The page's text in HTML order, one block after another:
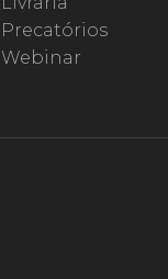
Precatórios
Webinar